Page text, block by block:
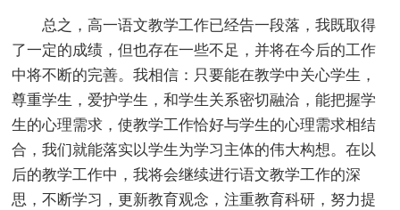
总之，高一语文教学工作已经告一段落，我既取得
了一定的成绩，但也存在一些不足，并将在今后的工作
中将不断的完善。我相信：只要能在教学中关心学生，
尊重学生，爱护学生，和学生关系密切融洽，能把握学
生的心理需求，使教学工作恰好与学生的心理需求相结
合，我们就能落实以学生为学习主体的伟大构想。在以
后的教学工作中，我将会继续进行语文教学工作的深
思，不断学习，更新教育观念，注重教育科研，努力提